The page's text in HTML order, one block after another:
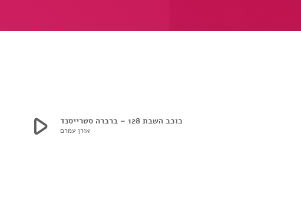
play_arrow כוכב השבת 128 – ברברה סטרייסנד
אורן עמרם